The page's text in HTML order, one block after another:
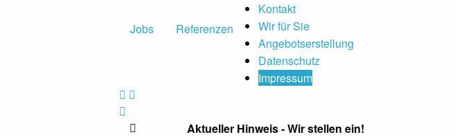
Jobs Referenzen
Kontakt
Wir für Sie
Angebotserstellung
Datenschutz
Impressum
Aktueller Hinweis - Wir stellen ein!